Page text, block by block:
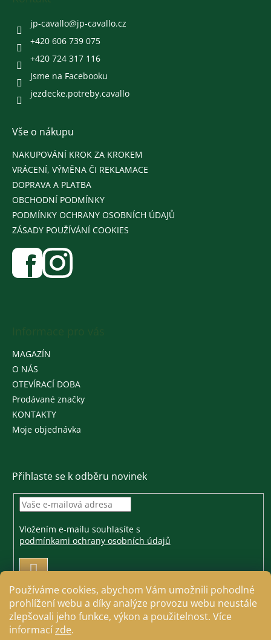
Používáme cookies, abychom Vám umožnili pohodlné
prohlížení webu a díky analýze provozu webu neustále
zlepšovali jeho funkce, výkon a použitelnost. Více
informacízde.
jp-cavallo@jp-cavallo.cz
+420 606 739 075
+420 724 317 116
Jsme na Facebooku
jezdecke.potreby.cavallo
Vše o nákupu
NAKUPOVÁNÍ KROK ZA KROKEM
VRÁCENÍ, VÝMĚNA ČI REKLAMACE
DOPRAVA A PLATBA
OBCHODNÍ PODMÍNKY
PODMÍNKY OCHRANY OSOBNÍCH ÚDAJŮ
ZÁSADY POUŽÍVÁNÍ COOKIES
MAGAZÍN
O NÁS
OTEVÍRACÍ DOBA
Prodávané značky
KONTAKTY
Moje objednávka
Přihlaste se k odběru novinek
Vložením e-mailu souhlasíte s
podmínkami ochrany osobních údajů
PŘIHLÁSIT